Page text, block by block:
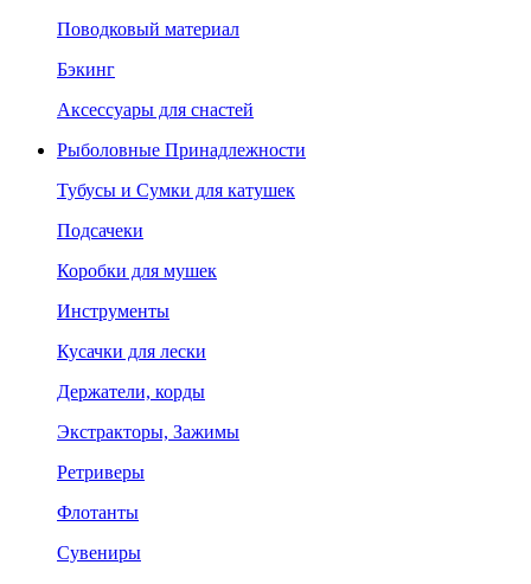
Поводковый материал
Бэкинг
Аксессуары для снастей
Рыболовные Принадлежности
Тубусы и Сумки для катушек
Подсачеки
Коробки для мушек
Инструменты
Кусачки для лески
Держатели, корды
Экстракторы, Зажимы
Ретриверы
Флотанты
Сувениры